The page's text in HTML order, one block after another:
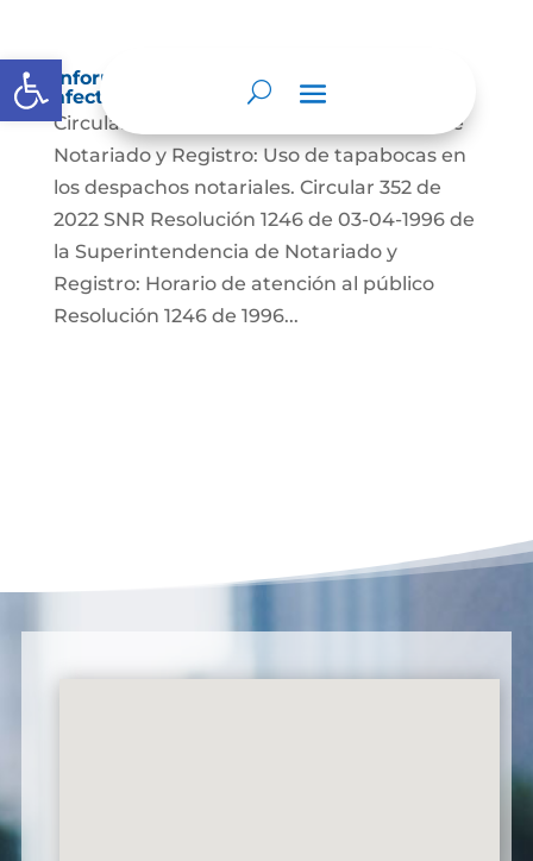
Abrir barra de herramientas
Información sobre decisiones que puede
afectar al público
Circular 352 del 2022, Superintendencia de
Notariado y Registro: Uso de tapabocas en
los despachos notariales. Circular 352 de
2022 SNR Resolución 1246 de 03-04-1996 de
la Superintendencia de Notariado y
Registro: Horario de atención al público
Resolución 1246 de 1996...